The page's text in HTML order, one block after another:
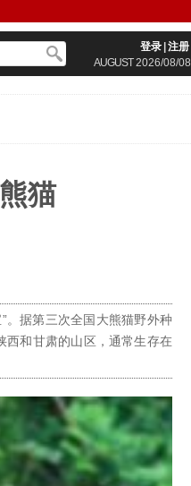
登录 注册
AUGUST2026/08/08
猫
。据第三次全国大熊猫野外种
西和甘肃的山区，通常生存在